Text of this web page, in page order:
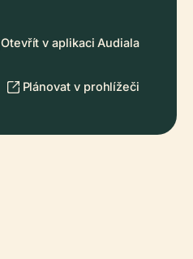
Otevřít v aplikaci Audiala
Plánovat v prohlížeči